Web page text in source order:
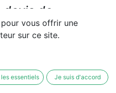
devis de
un
vous offrir une
sur ce site.
les essentiels Je suis d'accord